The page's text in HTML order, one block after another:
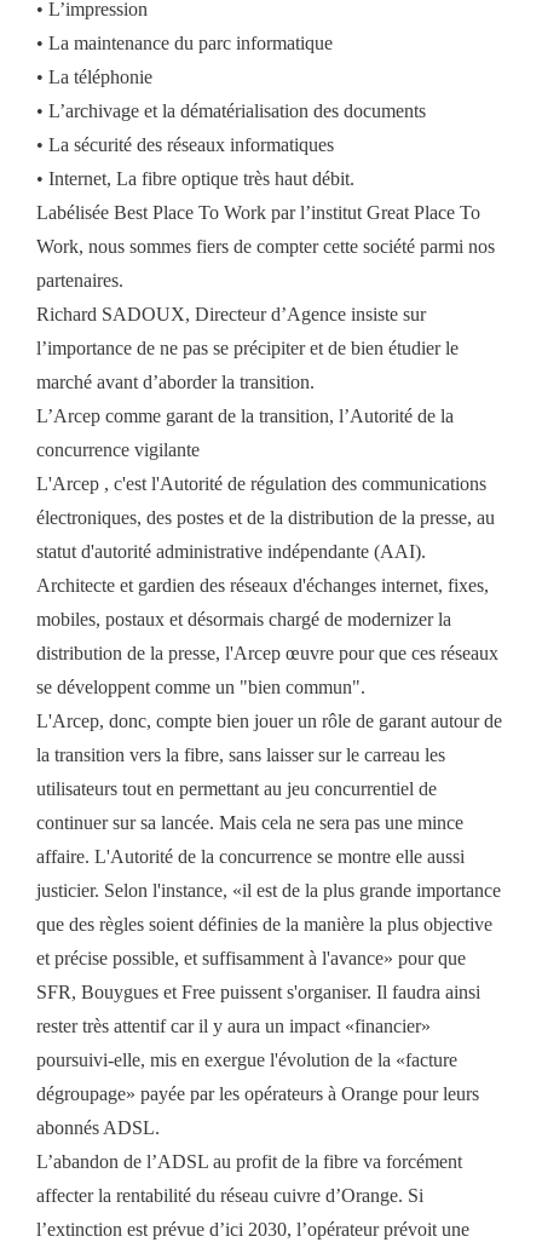
• L’impression
• La maintenance du parc informatique
• La téléphonie
• L’archivage et la dématérialisation des documents
• La sécurité des réseaux informatiques
• Internet, La fibre optique très haut débit.
Labélisée Best Place To Work par l’institut Great Place To
Work, nous sommes fiers de compter cette société parmi nos
partenaires.
Richard SADOUX, Directeur d’Agence insiste sur
l’importance de ne pas se précipiter et de bien étudier le
marché avant d’aborder la transition.
L’Arcep comme garant de la transition, l’Autorité de la
concurrence vigilante
L'Arcep , c'est l'Autorité de régulation des communications
électroniques, des postes et de la distribution de la presse, au
statut d'autorité administrative indépendante (AAI).
Architecte et gardien des réseaux d'échanges internet, fixes,
mobiles, postaux et désormais chargé de modernizer la
distribution de la presse, l'Arcep œuvre pour que ces réseaux
se développent comme un "bien commun".
L'Arcep, donc, compte bien jouer un rôle de garant autour de
la transition vers la fibre, sans laisser sur le carreau les
utilisateurs tout en permettant au jeu concurrentiel de
continuer sur sa lancée. Mais cela ne sera pas une mince
affaire. L'Autorité de la concurrence se montre elle aussi
justicier. Selon l'instance, «il est de la plus grande importance
que des règles soient définies de la manière la plus objective
et précise possible, et suffisamment à l'avance» pour que
SFR, Bouygues et Free puissent s'organiser. Il faudra ainsi
rester très attentif car il y aura un impact «financier»
poursuivi-elle, mis en exergue l'évolution de la «facture
dégroupage» payée par les opérateurs à Orange pour leurs
abonnés ADSL.
L’abandon de l’ADSL au profit de la fibre va forcément
affecter la rentabilité du réseau cuivre d’Orange. Si
l’extinction est prévue d’ici 2030, l’opérateur prévoit une